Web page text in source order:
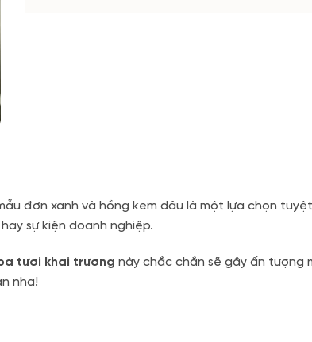
đơn xanh và hồng kem dâu là một lựa chọn
sự kiện doanh nghiệp.
tươi khai trương này chắc chắn sẽ gây ấn tượng
nha!